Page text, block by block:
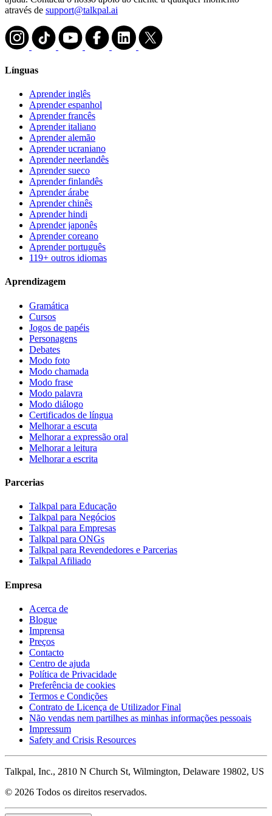
através de support@talkpal.ai
Línguas
Aprender inglês
Aprender espanhol
Aprender francês
Aprender italiano
Aprender alemão
Aprender ucraniano
Aprender neerlandês
Aprender sueco
Aprender finlandês
Aprender árabe
Aprender chinês
Aprender hindi
Aprender japonês
Aprender coreano
Aprender português
119+ outros idiomas
Aprendizagem
Gramática
Cursos
Jogos de papéis
Personagens
Debates
Modo foto
Modo chamada
Modo frase
Modo palavra
Modo diálogo
Certificados de língua
Melhorar a escuta
Melhorar a expressão oral
Melhorar a leitura
Melhorar a escrita
Parcerias
Talkpal para Educação
Talkpal para Negócios
Talkpal para Empresas
Talkpal para ONGs
Talkpal para Revendedores e Parcerias
Talkpal Afiliado
Empresa
Acerca de
Blogue
Imprensa
Preços
Contacto
Centro de ajuda
Política de Privacidade
Preferência de cookies
Termos e Condições
Contrato de Licença de Utilizador Final
Não vendas nem partilhes as minhas informações pessoais
Impressum
Safety and Crisis Resources
Talkpal, Inc., 2810 N Church St, Wilmington, Delaware 19802, US
© 2026 Todos os direitos reservados.